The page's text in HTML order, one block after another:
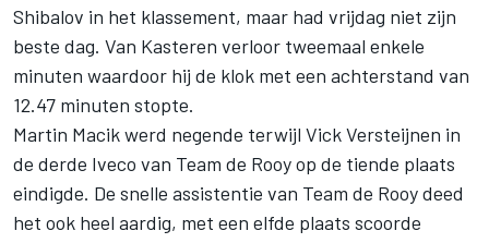
Shibalov in het klassement, maar had vrijdag niet zijn
beste dag. Van Kasteren verloor tweemaal enkele
minuten waardoor hij de klok met een achterstand van
12.47 minuten stopte.
Martin Macik werd negende terwijl Vick Versteijnen in
de derde Iveco van Team de Rooy op de tiende plaats
eindigde. De snelle assistentie van Team de Rooy deed
het ook heel aardig, met een elfde plaats scoorde